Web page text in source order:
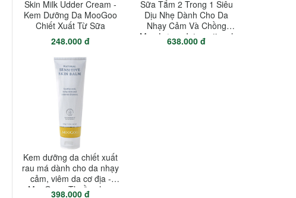
Skin Milk Udder Cream -
Kem Dưỡng Da MooGoo
Chiết Xuất Từ Sữa
248.000 đ
Sữa Tắm 2 Trong 1 Siêu
Dịu Nhẹ Dành Cho Da
Nhạy Cảm Và Chồng
Mụn Lưng - International
Natural Ultra Gentle
638.000 đ
Kem dưỡng da chiết xuất
rau má dành cho da nhạy
cảm, viêm da cơ địa -
MooGoo - Thuần chay
398.000 đ